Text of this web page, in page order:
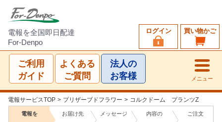
電報を全国即日配達
For-Denpo
買い物かご
ログイン
ご利用
ガイド
よくある
ご質問
法人の
お客様
メニュー
電報サービスTOP > プリザーブドフラワー > コルクドーム プランツZ
電報を お届け先 メッセージ 内容の ご注文